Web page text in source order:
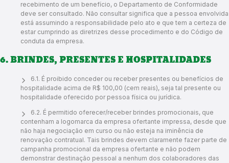
recebimento de um benefício, o Departamento de Conformidade
deve ser consultado. Não consultar significa que a pessoa envolvida
está assumindo a responsabilidade pelo ato e que tem a certeza de
estar cumprindo as diretrizes desse procedimento e do Código de
conduta da empresa.
6. BRINDES, PRESENTES E HOSPITALIDADES
6.1. É proibido conceder ou receber presentes ou benefícios de
hospitalidade acima de R$ 100,00 (cem reais), seja tal presente ou
hospitalidade oferecido por pessoa física ou jurídica.
6.2. É permitido oferecer/receber brindes promocionais, que
contenham a logomarca da empresa ofertante impressa, desde que
não haja negociação em curso ou não esteja na iminência de
renovação contratual. Tais brindes devem claramente fazer parte de
campanha promocional da empresa ofertante e não podem
demonstrar destinação pessoal a nenhum dos colaboradores das